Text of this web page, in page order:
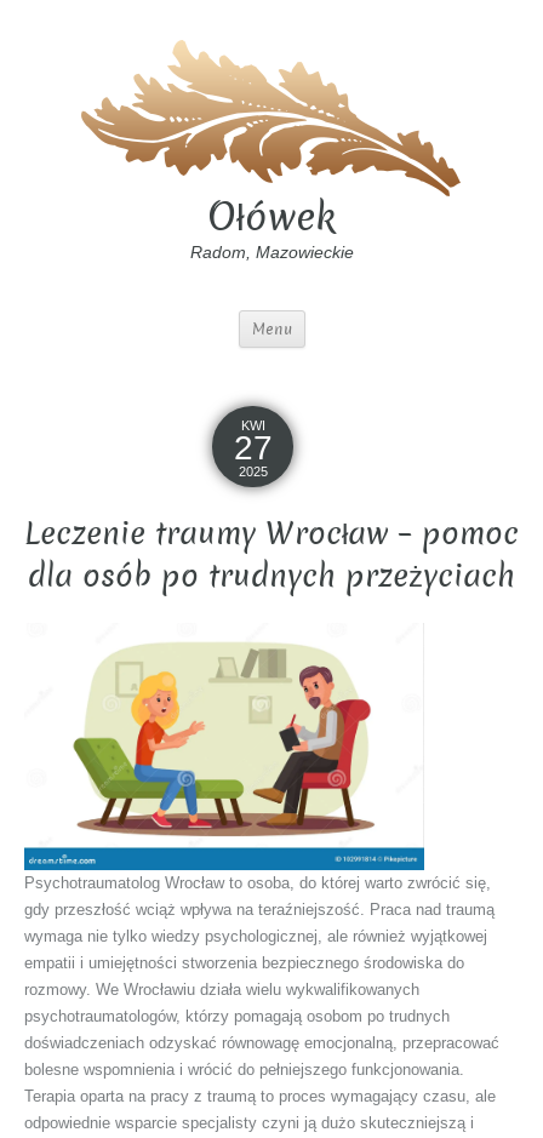
Ołówek
Radom, Mazowieckie
Menu
KWI
27
2025
Leczenie traumy Wrocław – pomoc
dla osób po trudnych przeżyciach
Psychotraumatolog Wrocław to osoba, do której warto zwrócić się,
gdy przeszłość wciąż wpływa na teraźniejszość. Praca nad traumą
wymaga nie tylko wiedzy psychologicznej, ale również wyjątkowej
empatii i umiejętności stworzenia bezpiecznego środowiska do
rozmowy. We Wrocławiu działa wielu wykwalifikowanych
psychotraumatologów, którzy pomagają osobom po trudnych
doświadczeniach odzyskać równowagę emocjonalną, przepracować
bolesne wspomnienia i wrócić do pełniejszego funkcjonowania.
Terapia oparta na pracy z traumą to proces wymagający czasu, ale
odpowiednie wsparcie specjalisty czyni ją dużo skuteczniejszą i